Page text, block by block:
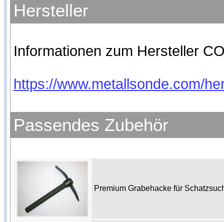
Hersteller
Informationen zum Hersteller
https://www.metallsonde.com/
Passendes Zubehör
Premium Grabehacke für